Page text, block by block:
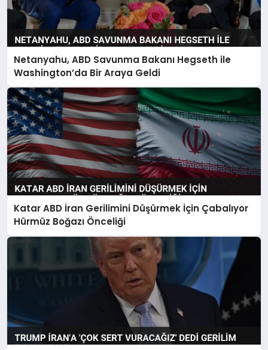
Netanyahu, ABD Savunma Bakanı Hegseth ile
Washington’da Bir Araya Geldi
Katar ABD İran Gerilimini Düşürmek İçin Çabalıyor
Hürmüz Boğazı Önceliği